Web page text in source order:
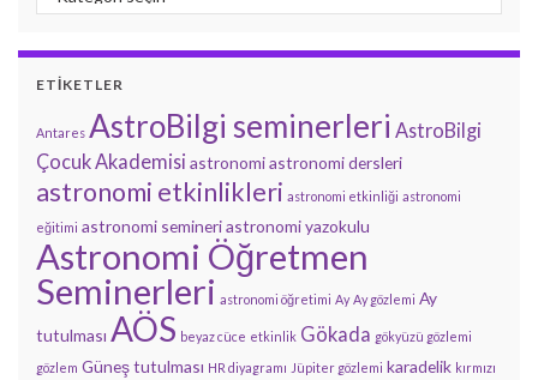
ETIKETLER
Antares AstroBilgi seminerleri AstroBilgi
Çocuk Akademisi astronomiastronomi dersleri
astronomi etkinlikleri astronomi etkinliği astronomi
eğitimi astronomi semineriastronomi yazokulu
Astronomi Öğretmen
Seminerleri astronomi öğretimi Ay Ay gözlemi Ay
tutulması AÖS beyaz cüce etkinlik Gökada gökyüzü gözlemi
gözlem Güneş tutulması HR diyagramı Jüpiter gözlemi karadelik kırmızı